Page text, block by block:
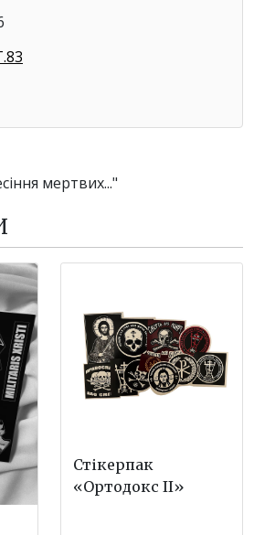
мертвих..."
Стікерпак
«Ортодокс ІІ»